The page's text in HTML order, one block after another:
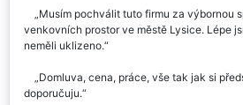
Musím pochválit tuto firmu za výbornou
venkovních prostor ve městě Lysice. Lépe
neměli uklizeno.
Domluva, cena, práce, vše tak jak si
doporučuju.